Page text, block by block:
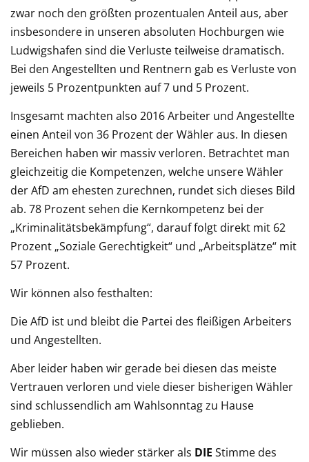
zwar noch den größten prozentualen Anteil aus, aber
insbesondere in unseren absoluten Hochburgen wie
Ludwigshafen sind die Verluste teilweise dramatisch.
Bei den Angestellten und Rentnern gab es Verluste von
jeweils 5 Prozentpunkten auf 7 und 5 Prozent.
Insgesamt machten also 2016 Arbeiter und Angestellte
einen Anteil von 36 Prozent der Wähler aus. In diesen
Bereichen haben wir massiv verloren. Betrachtet man
gleichzeitig die Kompetenzen, welche unsere Wähler
der AfD am ehesten zurechnen, rundet sich dieses Bild
ab. 78 Prozent sehen die Kernkompetenz bei der
„Kriminalitätsbekämpfung“, darauf folgt direkt mit 62
Prozent „Soziale Gerechtigkeit“ und „Arbeitsplätze“ mit
57 Prozent.
Wir können also festhalten:
Die AfD ist und bleibt die Partei des fleißigen Arbeiters
und Angestellten.
Aber leider haben wir gerade bei diesen das meiste
Vertrauen verloren und viele dieser bisherigen Wähler
sind schlussendlich am Wahlsonntag zu Hause
geblieben.
Wir müssen also wieder stärker als DIE Stimme des